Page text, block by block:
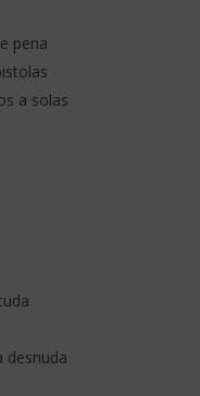
pena
a solas
desnuda